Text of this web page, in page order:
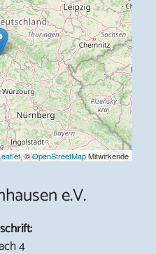
, ©OpenStreetMapMitwirkende
e.V.
4